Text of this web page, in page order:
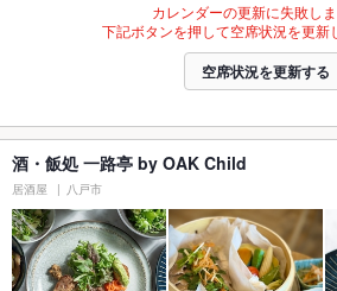
カレンダーの更新に失敗しま
下記ボタンを押して空席状況を更新
空席状況を更新する
酒・飯処 一路亭 by OAK Child
居酒屋 八戸市